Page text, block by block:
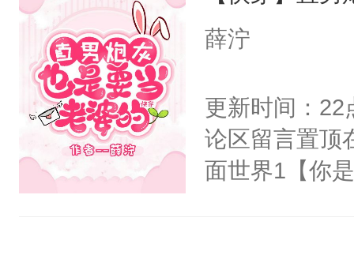
年，存活下
再说一遍。】
孤独成性，被
嘴硬心软、宠
他才发现：他
氓，本体是全
来想逗逗人类
薛泞
更新时间：22
论区留言置顶
面世界1【你